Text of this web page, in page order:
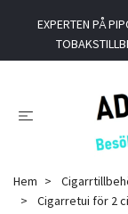
EXPERTEN PÅ
Hem
Cigarretui för 2